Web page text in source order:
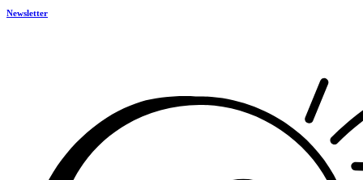
Newsletter